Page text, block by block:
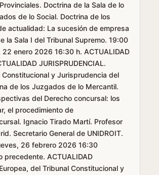
Doctrina de la Sala de lo
de lo Social. Doctrina de los
actualidad: La sucesión de empresa
la Sala I del Tribunal Supremo. 19:00
22 enero 2026 16:30 h. ACTUALIDAD
JURISPRUDENCIAL.
y Jurisprudencia del
de los Juzgados de lo Mercantil.
del Derecho concursal: los
el procedimiento de
Ignacio Tirado Martí. Profesor
Secretario General de UNIDROIT.
26 febrero 2026 16:30
precedente. ACTUALIDAD
del Tribunal Constitucional y